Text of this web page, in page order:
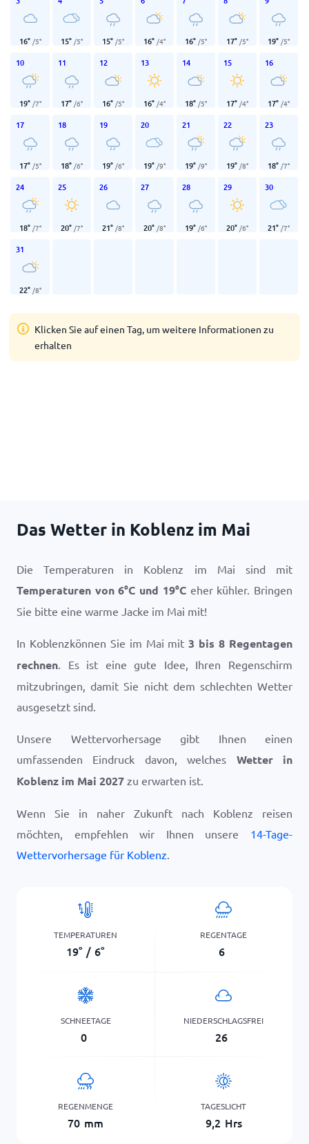
16° /5° 15° /5° 15° /5° 16° /4° 16° /5° 17° /5° 19° /5°
10
19° /7°
11
17° /6°
12
16° /5°
13
16° /4°
14
18° /5°
15
17° /4°
16
17° /4°
17
17° /5°
18
18° /6°
19
19° /6°
20
19° /9°
21
19° /9°
22
19° /8°
23
18° /7°
24
18° /7°
25
20° /7°
26
21° /8°
27
20° /8°
28
19° /6°
29
20° /6°
30
21° /7°
31
22° /8°
Klicken Sie auf einen Tag, um weitere Informationen zu
erhalten
Das Wetter in Koblenz im Mai
Die Temperaturen in Koblenz im Mai sind mit
Temperaturen von6°C und 19°Ceher kühler. Bringen
Sie bitte eine warme Jacke im Mai mit!
In Koblenzkönnen Sie im Mai mit3 bis 8 Regentagen
rechnen. Es ist eine gute Idee, Ihren Regenschirm
mitzubringen, damit Sie nicht dem schlechten Wetter
ausgesetzt sind.
Unsere Wettervorhersage gibt Ihnen einen
umfassenden Eindruck davon, welches Wetter in
Koblenz im Mai 2027 zu erwarten ist.
Wenn Sie in naher Zukunft nach Koblenz reisen
möchten, empfehlen wir Ihnen unsere 14-Tage-
Wettervorhersage für Koblenz.
TEMPERATUREN
19° / 6°
REGENTAGE
6
SCHNEETAGE
0
NIEDERSCHLAGSFREI
26
REGENMENGE
70 mm
TAGESLICHT
9,2 Hrs